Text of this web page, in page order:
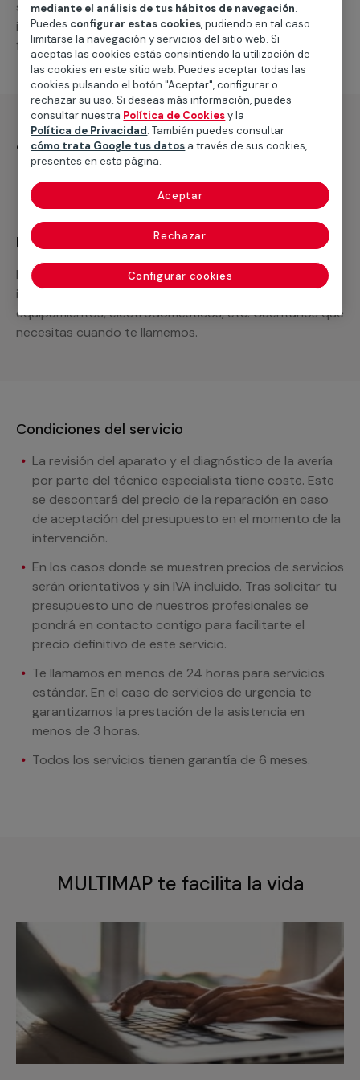
suministro de los materiales necesarios, las
intervenciones a realizar, o la mano de obra que hará
falta para completar tu proyecto.
¿Qué incluye?
Recuerda que en MULTIMAP
Podemos ofrecer cualquier servicio a medida
incluyendo todo lo que necesites: materiales,
equipamientos, electrodomésticos, etc. Cuéntanos que
necesitas cuando te llamemos.
Condiciones del servicio
La revisión del aparato y el diagnóstico de la avería
por parte del técnico especialista tiene coste. Este
se descontará del precio de la reparación en caso
de aceptación del presupuesto en el momento de la
intervención.
En los casos donde se muestren precios de servicios
serán orientativos y sin IVA incluido. Tras solicitar tu
presupuesto uno de nuestros profesionales se
pondrá en contacto contigo para facilitarte el
precio definitivo de este servicio.
Te llamamos en menos de 24 horas para servicios
estándar. En el caso de servicios de urgencia te
garantizamos la prestación de la asistencia en
menos de 3 horas.
Todos los servicios tienen garantía de 6 meses.
MULTIMAP te facilita la vida
mediante el análisis de tus hábitos de navegación.
Puedes configurar estas cookies, pudiendo en tal caso
limitarse la navegación y servicios del sitio web. Si
aceptas las cookies estás consintiendo la utilización de
las cookies en este sitio web. Puedes aceptar todas las
cookies pulsando el botón "Aceptar", configurar o
rechazar su uso. Si deseas más información, puedes
consultar nuestra Política de Cookiesy la
Política de Privacidad. También puedes consultar
cómo trata Google tus datos a través de sus cookies,
presentes en esta página.
Configurar cookies
Rechazar
Aceptar